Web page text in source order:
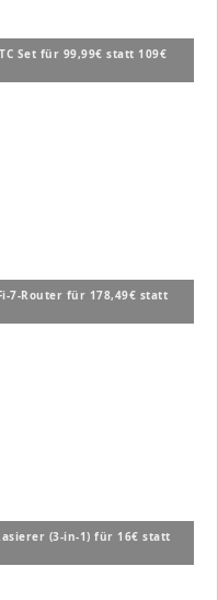
Set für 99,99€ statt 109€
7-Router für 178,49€ statt
(3-in-1) für 16€ statt